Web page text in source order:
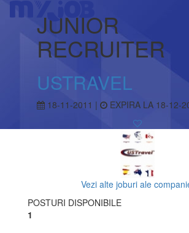
JUNIOR
RECRUITER
USTRAVEL
18-11-2011 | EXPIRA LA 18-12-
Vezi alte joburi ale
POSTURI DISPONIBILE
1